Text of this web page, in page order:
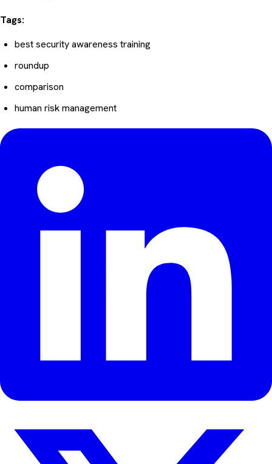
Tags:
best security awareness training
roundup
comparison
human risk management